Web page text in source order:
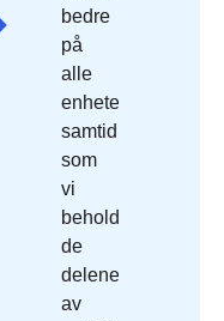
bedre
på
alle
enheter,
samtidig
som
vi
beholder
de
delene
av